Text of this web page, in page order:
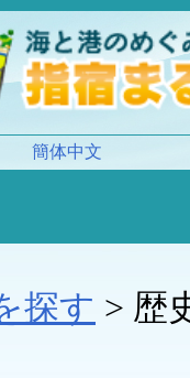
簡体中文
探す > 歴